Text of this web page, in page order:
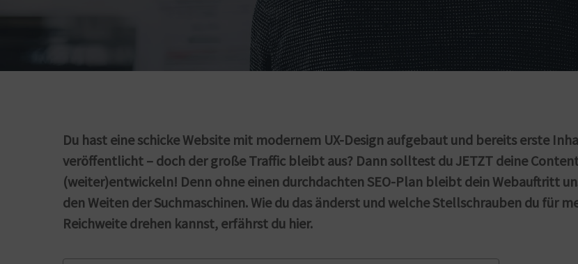
Du hast eine schicke Website mit modernem UX-Design aufgebaut und bereits erste
veröffentlicht – doch der große Traffic bleibt aus? Dann solltest du JETZT deine
(weiter)entwickeln! Denn ohne einen durchdachten SEO-Plan bleibt dein Webauftritt
den Weiten der Suchmaschinen. Wie du das änderst und welche Stellschrauben du für
Reichweite drehen kannst, erfährst du hier.